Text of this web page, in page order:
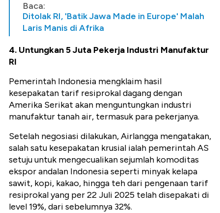
Baca:
Ditolak RI, 'Batik Jawa Made in Europe' Malah
Laris Manis di Afrika
4. Untungkan 5 Juta Pekerja Industri Manufaktur
RI
Pemerintah Indonesia mengklaim hasil
kesepakatan tarif resiprokal dagang dengan
Amerika Serikat akan menguntungkan industri
manufaktur tanah air, termasuk para pekerjanya.
Setelah negosiasi dilakukan, Airlangga mengatakan,
salah satu kesepakatan krusial ialah pemerintah AS
setuju untuk mengecualikan sejumlah komoditas
ekspor andalan Indonesia seperti minyak kelapa
sawit, kopi, kakao, hingga teh dari pengenaan tarif
resiprokal yang per 22 Juli 2025 telah disepakati di
level 19%, dari sebelumnya 32%.